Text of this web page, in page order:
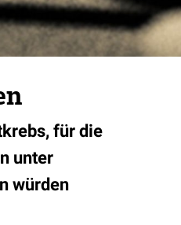
für die
unter
würden